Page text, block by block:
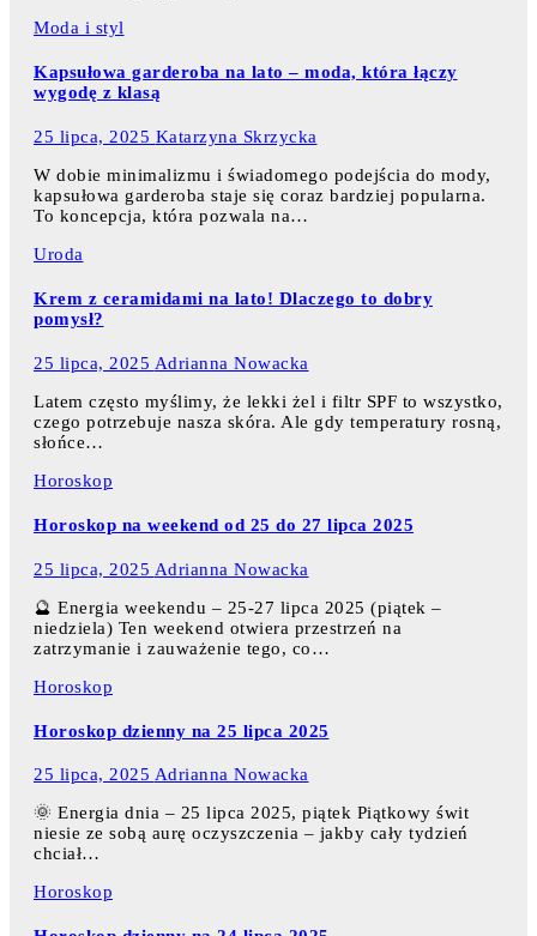
Moda i styl
Kapsułowa garderoba na lato – moda, która łączy
wygodę z klasą
25 lipca, 2025 Katarzyna Skrzycka
W dobie minimalizmu i świadomego podejścia do mody,
kapsułowa garderoba staje się coraz bardziej popularna.
To koncepcja, która pozwala na…
Uroda
Krem z ceramidami na lato! Dlaczego to dobry
pomysł?
25 lipca, 2025 Adrianna Nowacka
Latem często myślimy, że lekki żel i filtr SPF to wszystko,
czego potrzebuje nasza skóra. Ale gdy temperatury rosną,
słońce…
Horoskop
Horoskop na weekend od 25 do 27 lipca 2025
25 lipca, 2025 Adrianna Nowacka
🔮 Energia weekendu – 25-27 lipca 2025 (piątek –
niedziela) Ten weekend otwiera przestrzeń na
zatrzymanie i zauważenie tego, co…
Horoskop
Horoskop dzienny na 25 lipca 2025
25 lipca, 2025 Adrianna Nowacka
🌞 Energia dnia – 25 lipca 2025, piątek Piątkowy świt
niesie ze sobą aurę oczyszczenia – jakby cały tydzień
chciał…
Horoskop